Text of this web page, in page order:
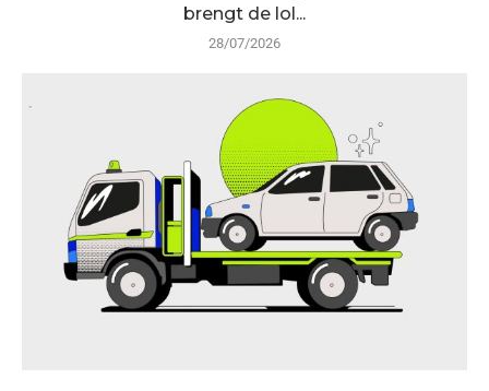
brengt de lol...
28/07/2026